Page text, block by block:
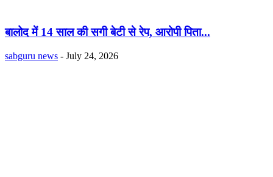
बालोद में 14 साल की सगी बेटी से रेप, आरोपी पिता...
sabguru news - July 24, 2026